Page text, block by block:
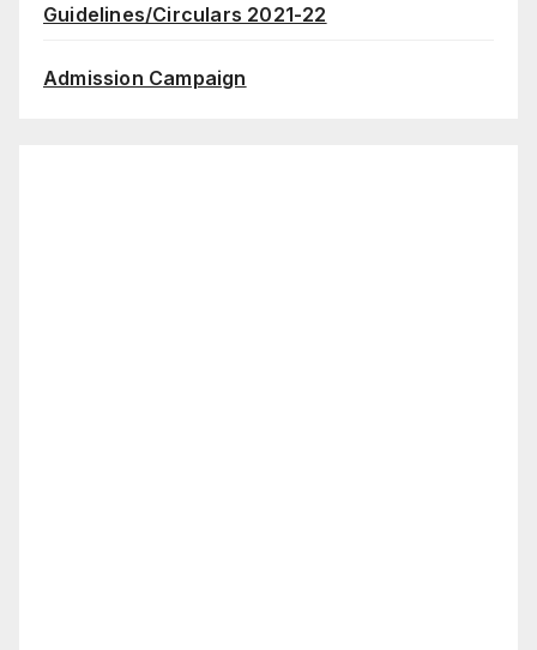
Guidelines/Circulars 2021-22
Admission Campaign